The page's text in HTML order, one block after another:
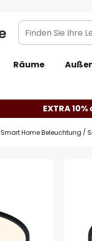
Finden
Sie
Leuchte...
Räume
EXTRA
Smart Home Beleuchtung